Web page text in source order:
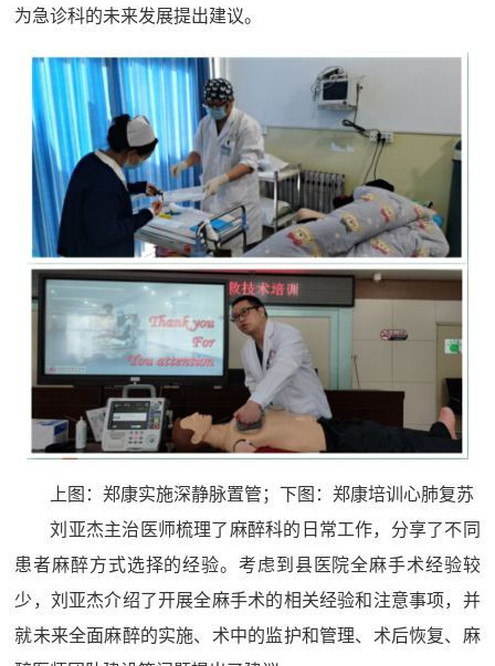
为急诊科的未来发展提出建议。
上图：郑康实施深静脉置管；下图：郑康培训心肺复苏
刘亚杰主治医师梳理了麻醉科的日常工作，分享了不同
患者麻醉方式选择的经验。考虑到县医院全麻手术经验较
少，刘亚杰介绍了开展全麻手术的相关经验和注意事项，并
就未来全面麻醉的实施、术中的监护和管理、术后恢复、麻